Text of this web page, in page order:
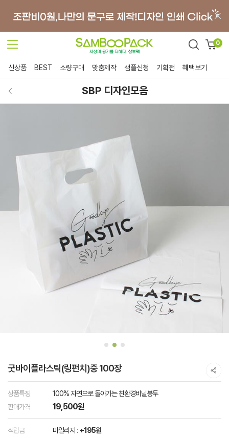
0
신상품 BEST 소량구매 맞춤제작 샘플신청 기획전 혜택보기
SBP 디자인모음
굿바이플라스틱(링펀치)중 100장
상품특징
100% 자연으로 돌아가는 친환경비닐봉투
판매가격
19,500원
적립금 마일리지 : +195원